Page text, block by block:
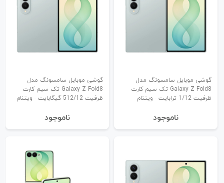
گوشی موبایل سامسونگ مدل
Galaxy Z Fold8 تک سیم کارت
ظرفیت 1/12 ترابایت - ویتنام
نا‌موجود
گوشی موبایل سامسونگ مدل
Galaxy Z Fold8 تک سیم کارت
ظرفیت 512/12 گیگابایت - ویتنام
نا‌موجود